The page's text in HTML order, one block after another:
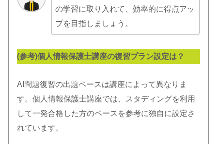
の学習に取り入れて、効率的に得点アッ
プを目指しましょう。
(参考)個人情報保護士講座の復習プラン設定は？
AI問題復習の出題ペースは講座によって異なりま
す。個人情報保護士講座では、スタディングを利用
して一発合格した方のペースを参考に独自に設定さ
れています。